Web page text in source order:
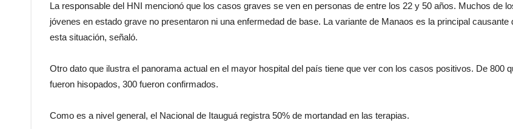
La responsable del HNI mencionó que los casos graves se ven en personas de entre los 22 y 50 años. Muchos de
jóvenes en estado grave no presentaron ni una enfermedad de base. La variante de Manaos es la principal causante
esta situación, señaló.
Otro dato que ilustra el panorama actual en el mayor hospital del país tiene que ver con los casos positivos. De 800
fueron hisopados, 300 fueron confirmados.
Como es a nivel general, el Nacional de Itauguá registra 50% de mortandad en las terapias.